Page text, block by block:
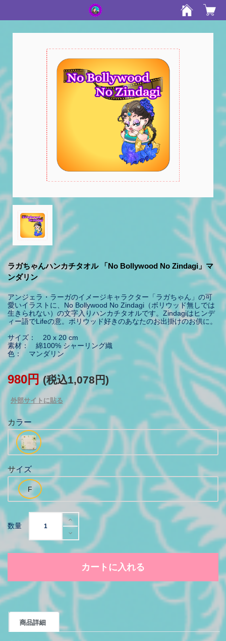
ラガちゃんハンカチタオル 「No Bollywood No Zindagi」マ
ンダリン
アンジェラ・ラーガのイメージキャラクター「ラガちゃん」の可
愛いイラストに、No Bollywood No Zindagi（ボリウッド無しでは
生きられない）の文字入りハンカチタオルです。Zindagiはヒンデ
ィー語でLifeの意。ボリウッド好きのあなたのお出掛けのお供に。
サイズ： 20 x 20 cm
素材： 綿100% シャーリング織
色： マンダリン
980円(税込1,078円)
外部サイトに貼る
カラー
サイズ
数量
カートに入れる
商品詳細